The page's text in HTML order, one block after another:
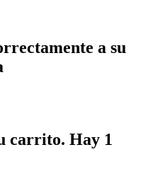
a su
carrito. Hay 1